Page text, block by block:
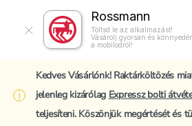
Rossmann
Töltsd le az alkalmazást!
Vásárolj gyorsan és
a mobilodról!
Kedves Vásárlónk! Raktárköltözés
jelenleg kizárólag Expressz bolti
teljesíteni. Köszönjük megértését és